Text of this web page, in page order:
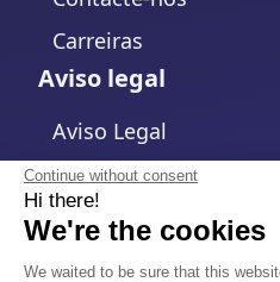
Continue without consent
Hi there!
We're the cookies
We waited to be sure that this
Carreiras
Aviso legal
Aviso Legal
Política de Privacidade
Política de cookies
Alterar